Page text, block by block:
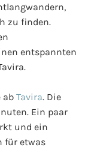
zu finden.
entspannten
ab Tavira. Die
Ein paar
und ein
für etwas